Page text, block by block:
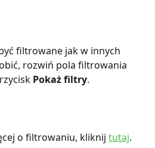
filtrowane jak w innych
rozwiń pola filtrowania
Pokaż filtry.
o filtrowaniu, kliknij tutaj.